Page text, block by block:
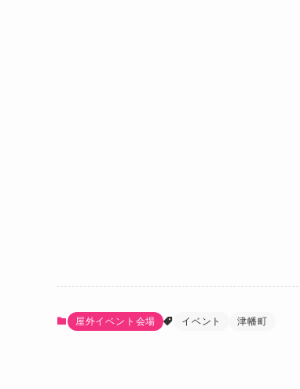
屋外イベント会場 イベント 津幡町